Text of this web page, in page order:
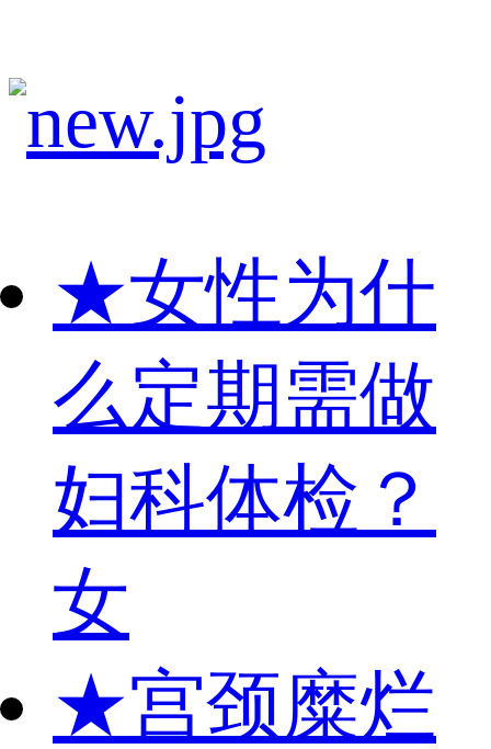
★女性为什
么定期需做
妇科体检？
女
★宫颈糜烂